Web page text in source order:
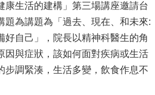
康生活的建構」第三場講座邀請台
題為講題為「過去、現在、和未來:
好自己」，院長以精神科醫生的角
因與症狀，該如何面對疾病或生活
步調緊湊，生活多變，飲食作息不